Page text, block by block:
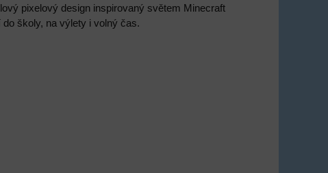
pixelový design inspirovaný světem Minecraft
školy, na výlety i volný čas.